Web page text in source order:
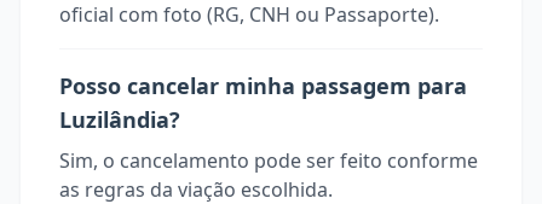
oficial com foto (RG, CNH ou Passaporte).
Posso cancelar minha passagem para
Luzilândia?
Sim, o cancelamento pode ser feito conforme
as regras da viação escolhida.